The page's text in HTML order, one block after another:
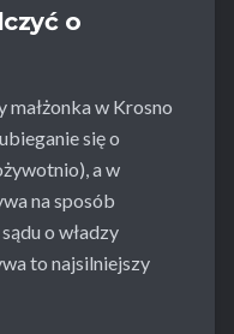
o
małżonka w Krosno
się o
a w
na sposób
o władzy
to najsilniejszy